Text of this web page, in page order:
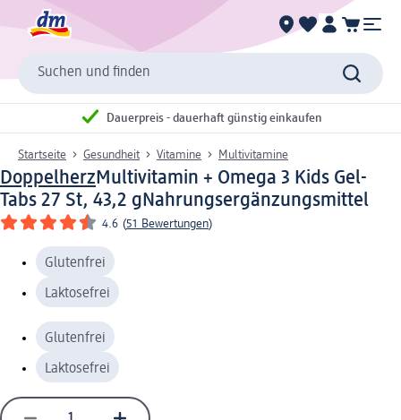
Suchen und finden
Dauerpreis - dauerhaft günstig einkaufen
Startseite Gesundheit Vitamine Multivitamine
DoppelherzMultivitamin + Omega 3 Kids Gel-
Tabs 27 St, 43,2 gNahrungsergänzungsmittel
4.6 (51 Bewertungen)
Glutenfrei
Laktosefrei
Glutenfrei
Laktosefrei